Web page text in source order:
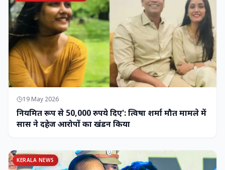
19 May 2026
नियमित रूप से 50,000 रुपये दिए': त्विषा शर्मा मौत मामले में
सास ने दहेज आरोपों का खंडन किया
KERALA NEWS